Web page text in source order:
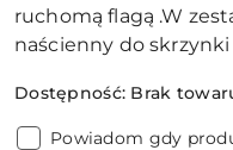
ruchomą flagą .W
naścienny do skrzynki
Dostępność: Brak
Powiadom gdy